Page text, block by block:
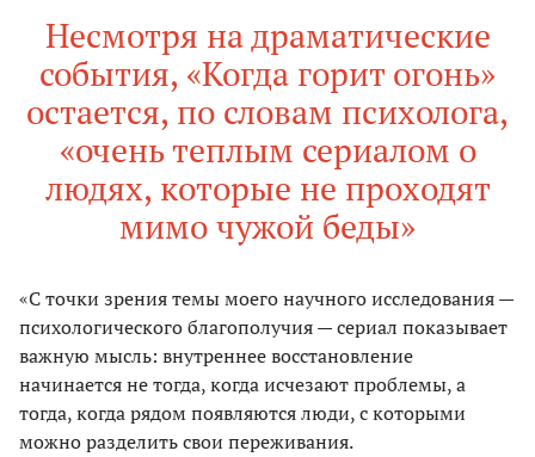
Несмотря на драматические
события, «Когда горит огонь»
остается, по словам психолога,
«очень теплым сериалом о
людях, которые не проходят
мимо чужой беды»
«С точки зрения темы моего научного исследования —
психологического благополучия — сериал показывает
важную мысль: внутреннее восстановление
начинается не тогда, когда исчезают проблемы, а
тогда, когда рядом появляются люди, с которыми
можно разделить свои переживания.